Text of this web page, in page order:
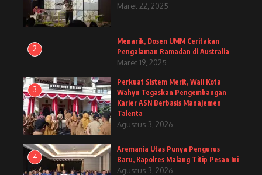
Maret 22, 2025
2
Menarik, Dosen UMM Ceritakan
Pengalaman Ramadan di Australia
Maret 19, 2025
3
Perkuat Sistem Merit, Wali Kota
Wahyu Tegaskan Pengembangan
Karier ASN Berbasis Manajemen
Talenta
Agustus 3, 2026
4
Aremania Utas Punya Pengurus
Baru, Kapolres Malang Titip Pesan Ini
Agustus 3, 2026